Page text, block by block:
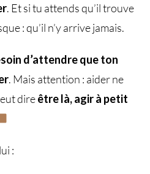
. Et si tu attends qu’il trouve
: qu’il n’y arrive jamais.
d’attendre que ton
. Mais attention : aider ne
direêtre là, agir à petit
: